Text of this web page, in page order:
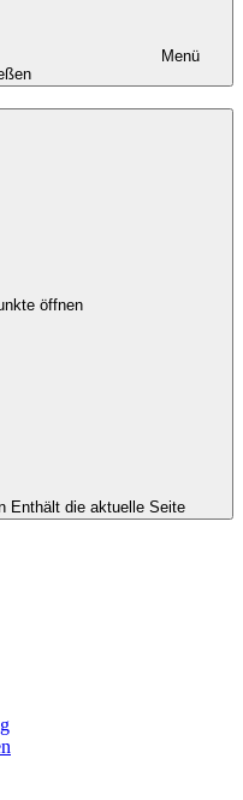
Menü
öffnen
Enthält die aktuelle Seite